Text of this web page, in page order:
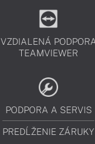
VZDIALENÁ
TEAMVIEWER
PODPORA A SERVIS
PREDĹŽENIE ZÁRUKY